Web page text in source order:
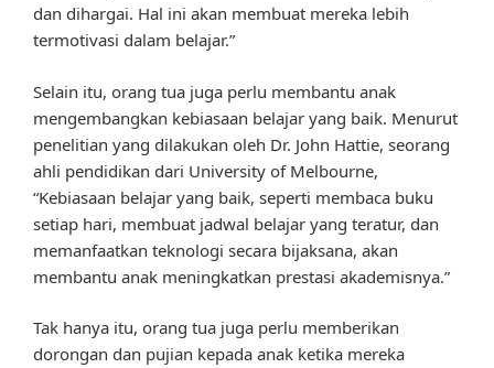
dan dihargai. Hal ini akan membuat mereka lebih
termotivasi dalam belajar.”
Selain itu, orang tua juga perlu membantu anak
mengembangkan kebiasaan belajar yang baik. Menurut
penelitian yang dilakukan oleh Dr. John Hattie, seorang
ahli pendidikan dari University of Melbourne,
“Kebiasaan belajar yang baik, seperti membaca buku
setiap hari, membuat jadwal belajar yang teratur, dan
memanfaatkan teknologi secara bijaksana, akan
membantu anak meningkatkan prestasi akademisnya.”
Tak hanya itu, orang tua juga perlu memberikan
dorongan dan pujian kepada anak ketika mereka